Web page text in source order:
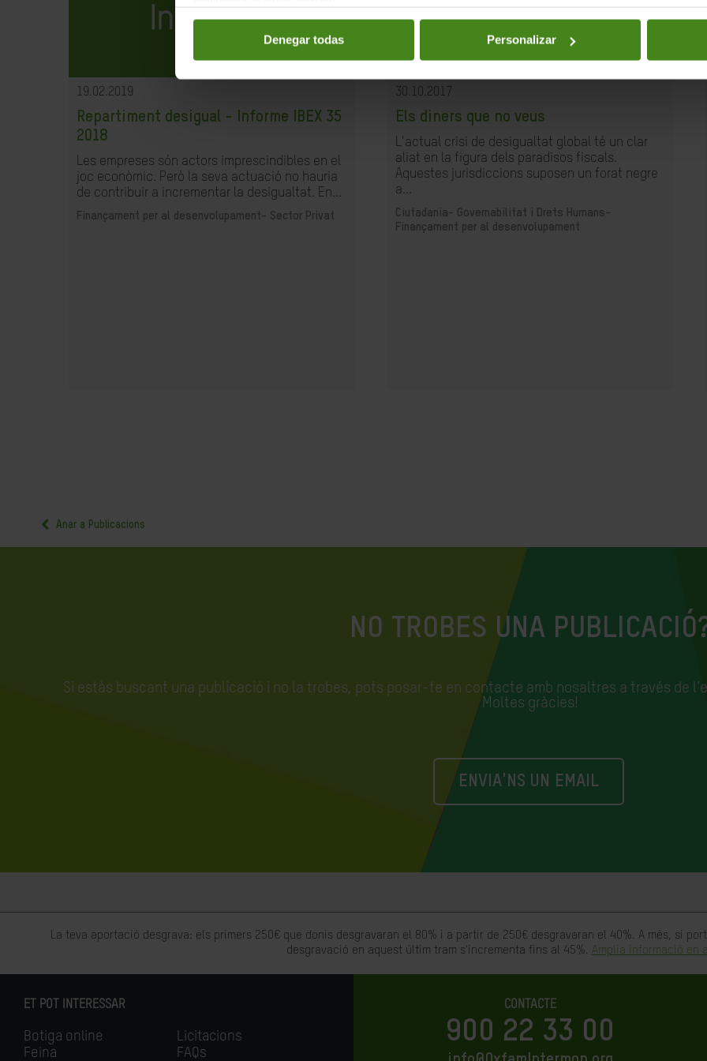
Denegar todas Personalizar
19.02.2019
Repartiment desigual - Informe IBEX 35
2018
Les empreses són actors imprescindibles en el
joc econòmic. Però la seva actuació no hauria
de contribuir a incrementar la desigualtat. En...
Finançament per al desenvolupament- Sector Privat
30.10.2017
Els diners que no veus
L'actual crisi de desigualtat global té un clar
aliat en la figura dels paradisos fiscals.
Aquestes jurisdiccions suposen un forat negre
a...
Ciutadania- Governabilitat i Drets Humans-
Finançament per al desenvolupament
Anar a Publicacions
NO TROBES UNA
Si estàs buscant una publicació i no la trobes, pots posar-te en contacte amb nosaltres a través de
Moltes gràcies!
ENVIA'NS UN EMAIL
La teva aportació desgrava: els primers 250€ que donis desgravaran el 80% i a partir de 250€ desgravaran el 40%. A més, si
desgravació en aquest últim tram s'incrementa fins al 45%. Amplia informació en
ET POT INTERESSAR
Botiga online
Feina
Licitacions
FAQs
CONTACTE
900 22 33 00